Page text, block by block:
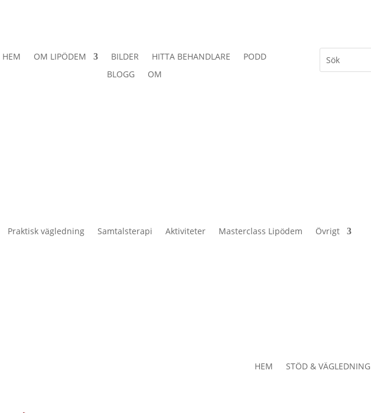
HEM OM LIPÖDEM BILDER HITTA BEHANDLARE
PODD
BLOGG
OM
Praktisk vägledning Samtalsterapi Aktiviteter Masterclass Lipödem Övrigt
HEM STÖD & VÄGLEDNING